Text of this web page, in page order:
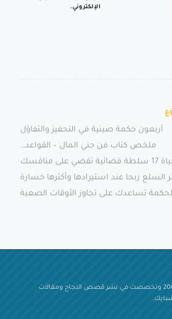
الإلكتروني.
أربعون حكمة صينية في التحفيز والتفاؤل
ملخص كتاب فن جني المال – القواعد…
منافسك
السلع ربحا عند استيرادها وأكثرها خسارة
بدأت مدونة شبايك في 2005 وتخصصت في نشر قصص النجاح ومقالات